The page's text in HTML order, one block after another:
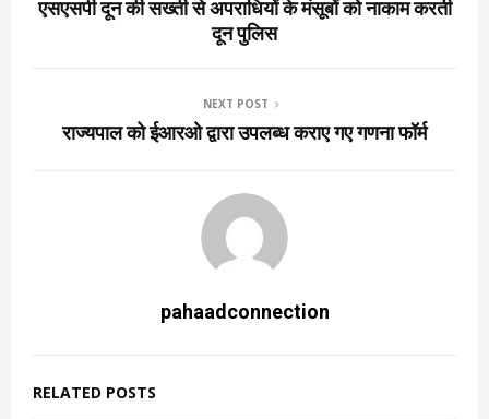
एसएसपी दून की सख्ती से अपराधियों के मंसूबों को नाकाम करती
दून पुलिस
NEXT POST
राज्यपाल को ईआरओ द्वारा उपलब्ध कराए गए गणना फॉर्म
pahaadconnection
RELATED POSTS